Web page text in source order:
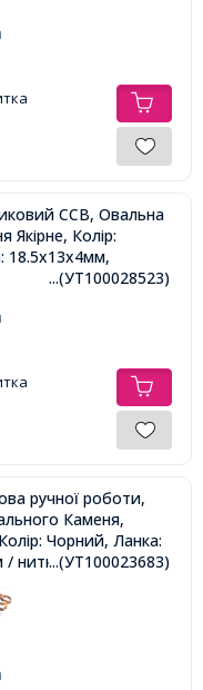
CCB, Овальна
Якірне, Колір:
18.5х13х4мм,
...(УТ100028523)
ручної роботи,
Каменя,
Чорний, Ланка:
/ нитка,...(УТ100023683)